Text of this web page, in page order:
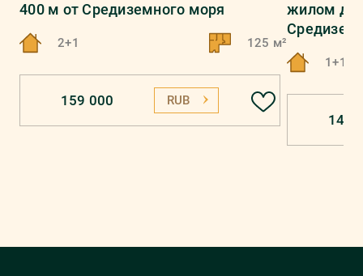
400 м от Средиземного моря
2+1 125 м²
159 000 RUB
жилом
1+1
148